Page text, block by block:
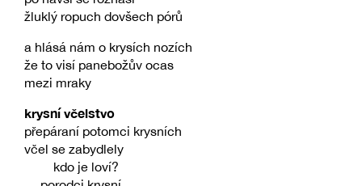
žluklý ropuch dovšech pórů
a hlásá nám o krysích nozích
že to visí panebožův ocas
mezi mraky
krysní včelstvo
přepáraní potomci krysních
včel se zabydlely
kdo je loví?